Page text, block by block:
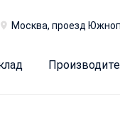
Москва, проезд